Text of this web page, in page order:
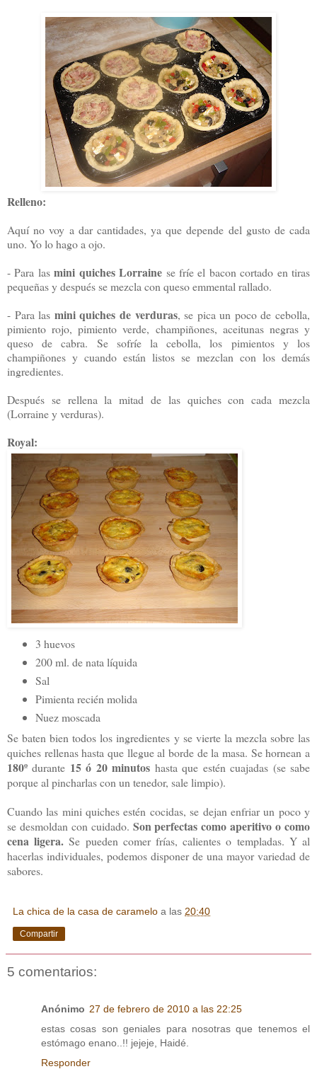
Relleno:
Aquí no voy a dar cantidades, ya que depende del gusto de cada
uno. Yo lo hago a ojo.
- Para lasmini quiches Lorraine se fríe el bacon cortado en tiras
pequeñas y después se mezcla con queso emmental rallado.
- Para las mini quiches de verduras, se pica un poco de cebolla,
pimiento rojo, pimiento verde, champiñones, aceitunas negras y
queso de cabra. Se sofríe la cebolla, los pimientos y los
champiñones y cuando están listos se mezclan con los demás
ingredientes.
Después se rellena la mitad de las quiches con cada mezcla
(Lorraine y verduras).
Royal:
3 huevos
200 ml. de nata líquida
Sal
Pimienta recién molida
Nuez moscada
Se baten bien todos los ingredientes y se vierte la mezcla sobre las
quiches rellenas hasta que llegue al borde de la masa. Se hornean a
180º durante 15 ó 20 minutos hasta que estén cuajadas (se sabe
porque al pincharlas con un tenedor, sale limpio).
Cuando las mini quiches estén cocidas, se dejan enfriar un poco y
se desmoldan con cuidado. Son perfectas como aperitivo o como
cena ligera.Se pueden comer frías, calientes o templadas. Y al
hacerlas individuales, podemos disponer de una mayor variedad de
sabores.
La chica de la casa de caramelo a las 20:40
Compartir
5 comentarios:
Anónimo 27 de febrero de 2010 a las 22:25
estas cosas son geniales para nosotras que tenemos el
estómago enano..!! jejeje, Haidé.
Responder